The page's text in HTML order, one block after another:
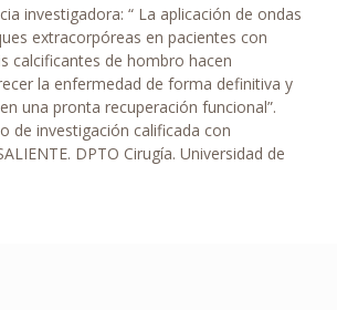
investigadora: “ La aplicación de ondas
extracorpóreas en pacientes con
calcificantes de hombro hacen
la enfermedad de forma definitiva y
una pronta recuperación funcional”.
de investigación calificada con
DPTO Cirugía. Universidad de